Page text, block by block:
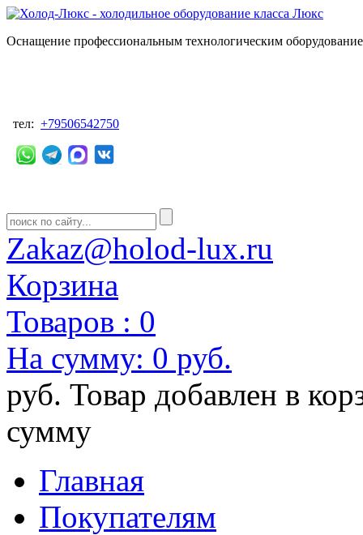
Оснащение профессиональным технологическим
тел: +79506542750
Zakaz@holod-lux.ru
Корзина
Товаров : 0
На сумму: 0 руб.
руб. Товар добавлен в
сумму
Главная
Покупателям